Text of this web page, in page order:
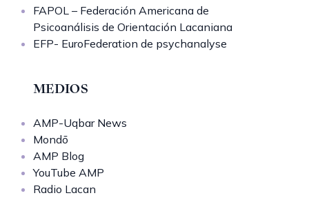
FAPOL – Federación Americana de
Psicoanálisis de Orientación Lacaniana
EFP- EuroFederation de psychanalyse
MEDIOS
AMP-Uqbar News
Mondō
AMP Blog
YouTube AMP
Radio Lacan